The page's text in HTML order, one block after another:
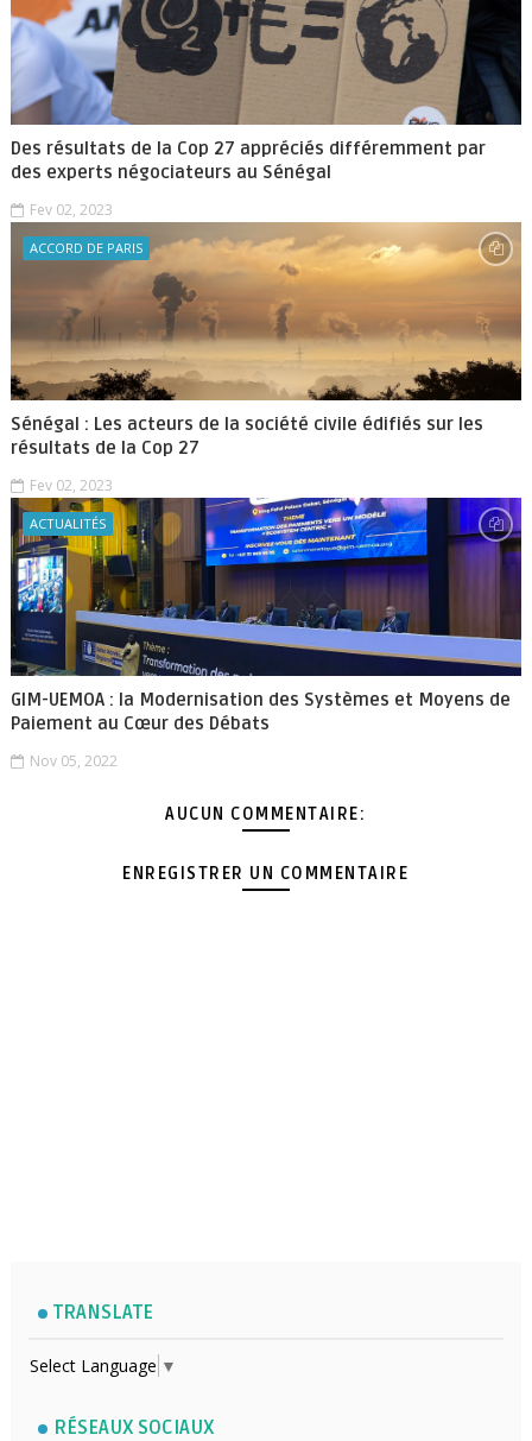
Des résultats de la Cop 27 appréciés différemment par
des experts négociateurs au Sénégal
Fev 02, 2023
ACCORD DE PARIS
Sénégal : Les acteurs de la société civile édifiés sur les
résultats de la Cop 27
Fev 02, 2023
ACTUALITÉS
GIM-UEMOA : la Modernisation des Systèmes et Moyens de
Paiement au Cœur des Débats
Nov 05, 2022
AUCUN COMMENTAIRE:
ENREGISTRER UN COMMENTAIRE
TRANSLATE
Select Language ▼
RÉSEAUX SOCIAUX